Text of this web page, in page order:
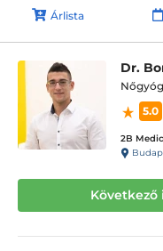
Árlista
Dr.
5.0
2B